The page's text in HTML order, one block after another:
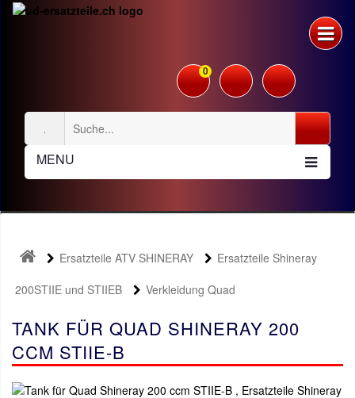
0
MENU
Ersatzteile ATV SHINERAY
Ersatzteile Shineray
200STIIE und STIIEB
Verkleidung Quad
TANK FÜR QUAD SHINERAY 200
CCM STIIE-B